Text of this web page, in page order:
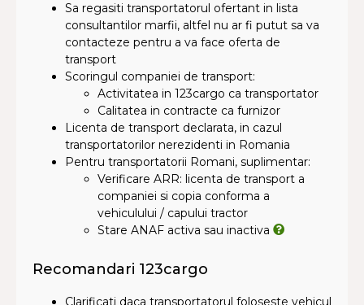
Sa regasiti transportatorul ofertant in lista
consultantilor marfii, altfel nu ar fi putut sa va
contacteze pentru a va face oferta de
transport
Scoringul companiei de transport:
Activitatea in 123cargo ca transportator
Calitatea in contracte ca furnizor
Licenta de transport declarata, in cazul
transportatorilor nerezidenti in Romania
Pentru transportatorii Romani, suplimentar:
Verificare ARR: licenta de transport a
companiei si copia conforma a
vehiculului / capului tractor
Stare ANAF activa sau inactiva
Recomandari 123cargo
Clarificati daca transportatorul foloseste vehicul